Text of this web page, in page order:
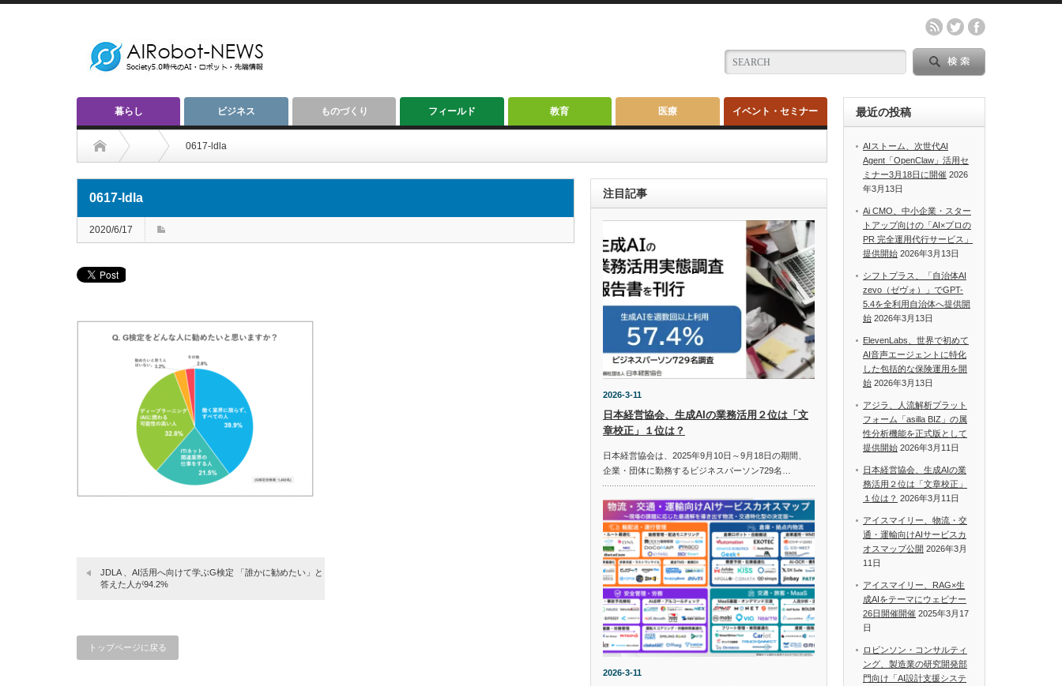
暮らし ビジネス ものづくり フィールド 教育 医療 イベント・セミナー
0617-ldla
0617-ldla
2020/6/17
JDLA 、AI活用へ向けて学ぶG検定 「誰かに勧めたい」と
答えた人が94.2%
トップページに戻る
注目記事
2026-3-11
日本経営協会、生成AIの業務活用２位は「文
章校正」１位は？
日本経営協会は、2025年9月10日～9月18日の期間、
企業・団体に勤務するビジネスパーソン729名…
2026-3-11
最近の投稿
AIストーム、次世代AI
Agent「OpenClaw」活用セ
ミナー3月18日に開催 2026
年3月13日
Ai CMO、中小企業・スター
トアップ向けの「AI×プロの
PR 完全運用代行サービス」
提供開始 2026年3月13日
シフトプラス、「自治体AI
zevo（ゼヴォ）」でGPT-
5.4を全利用自治体へ提供開
始 2026年3月13日
ElevenLabs、世界で初めて
AI音声エージェントに特化
した包括的な保険運用を開
始 2026年3月13日
アジラ、人流解析プラット
フォーム「asilla BIZ」の属
性分析機能を正式版として
提供開始 2026年3月11日
日本経営協会、生成AIの業
務活用２位は「文章校正」
１位は？ 2026年3月11日
アイスマイリー、物流・交
通・運輸向けAIサービスカ
オスマップ公開 2026年3月
11日
アイスマイリー、RAG×生
成AIをテーマにウェビナー
26日開催開催 2025年3月17
日
ロビンソン・コンサルティ
ング、製造業の研究開発部
門向け「AI設計支援システ